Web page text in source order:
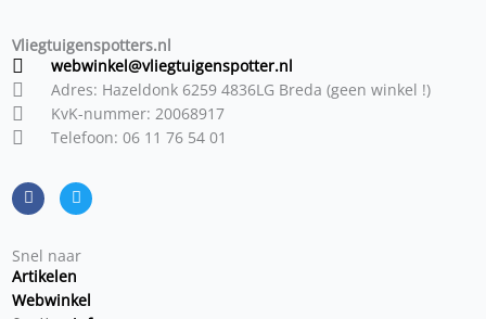
Vliegtuigenspotters.nl
webwinkel@vliegtuigenspotter.nl
Adres: Hazeldonk 6259 4836LG Breda (geen winkel !)
KvK-nummer: 20068917
Telefoon: 06 11 76 54 01
c
e
b
o
k
i
t
t
r
Snel naar
Artikelen
Webwinkel